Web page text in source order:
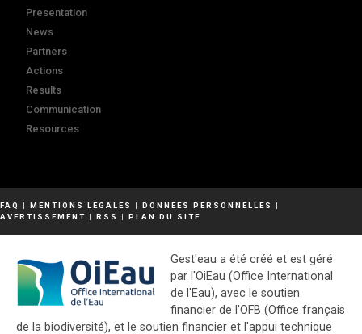
Presentation
News
Partners
Actions
Results
Communication
Resources
FAQ | MENTIONS LÉGALES | DONNÉES PERSONNELLES
|
AVERTISSEMENT | RSS | PLAN DU SITE
Gest'eau a été créé et est géré
par l'OiEau (Office International
de l'Eau), avec le soutien
financier de l'OFB (Office français
de la biodiversité), et le soutien financier et l'appui technique